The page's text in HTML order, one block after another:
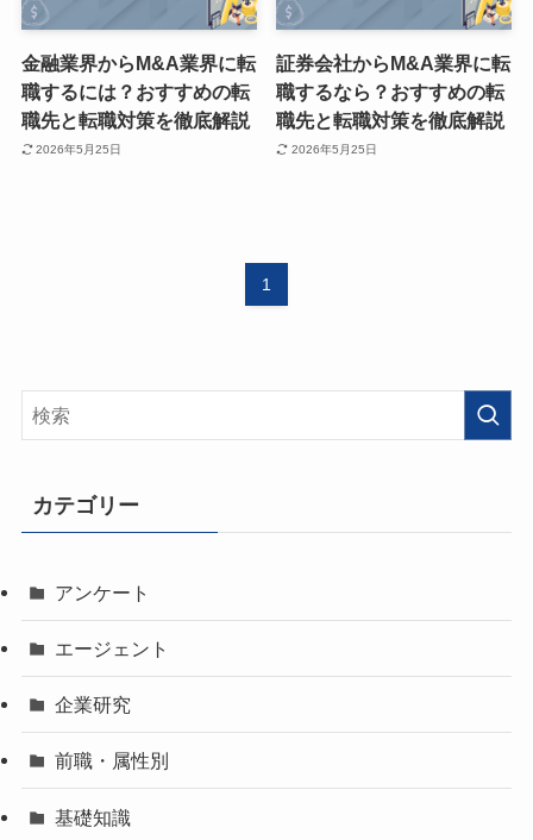
金融業界からM&A業界に転
職するには？おすすめの転
職先と転職対策を徹底解説
2026年5月25日
証券会社からM&A業界に転
職するなら？おすすめの転
職先と転職対策を徹底解説
2026年5月25日
1
カテゴリー
アンケート
エージェント
企業研究
前職・属性別
基礎知識